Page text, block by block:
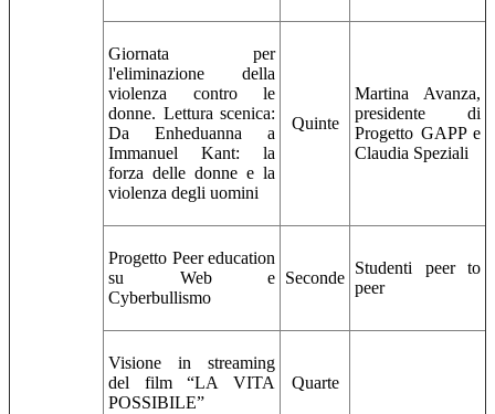
Giornata per
l'eliminazione della
violenza contro le
donne. Lettura scenica:
Da Enheduanna a
Immanuel Kant: la
forza delle donne e la
violenza degli uomini
Quinte
Martina Avanza,
presidente di
Progetto GAPP e
Claudia Speziali
Progetto Peer education
su Web e
Cyberbullismo
Seconde
Studenti peer to
peer
Visione in streaming
del film “LA VITA
POSSIBILE”
Quarte